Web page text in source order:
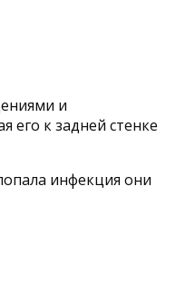
и
к задней стенке
инфекция они